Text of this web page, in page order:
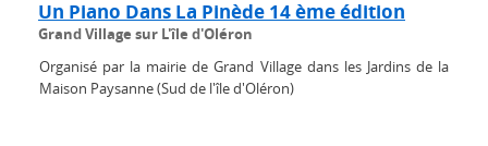
Un Piano Dans La Pinède 14 ème édition
Grand Village sur L'île d'Oléron
Organisé par la mairie de Grand Village dans les Jardins de la
Maison Paysanne (Sud de l'île d'Oléron)